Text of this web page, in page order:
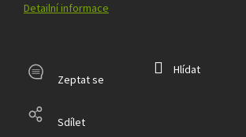
Detailní informace
Zeptat se
Hlídat
Sdílet